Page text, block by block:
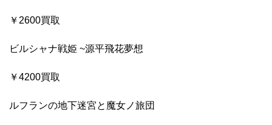
￥2600買取
ビルシャナ戦姫 ~源平飛花夢想
￥4200買取
ルフランの地下迷宮と魔女ノ旅団